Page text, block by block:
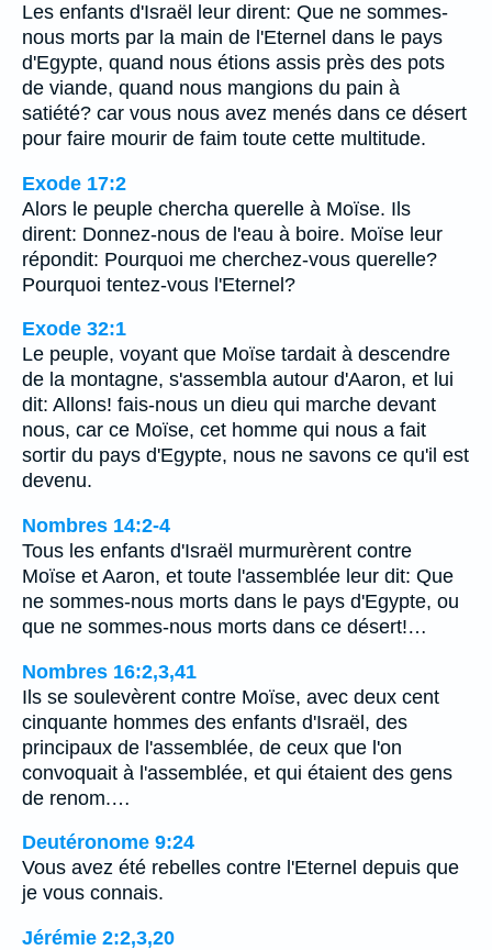
Les enfants d'Israël leur dirent: Que ne sommes-
nous morts par la main de l'Eternel dans le pays
d'Egypte, quand nous étions assis près des pots
de viande, quand nous mangions du pain à
satiété? car vous nous avez menés dans ce désert
pour faire mourir de faim toute cette multitude.
Exode 17:2
Alors le peuple chercha querelle à Moïse. Ils
dirent: Donnez-nous de l'eau à boire. Moïse leur
répondit: Pourquoi me cherchez-vous querelle?
Pourquoi tentez-vous l'Eternel?
Exode 32:1
Le peuple, voyant que Moïse tardait à descendre
de la montagne, s'assembla autour d'Aaron, et lui
dit: Allons! fais-nous un dieu qui marche devant
nous, car ce Moïse, cet homme qui nous a fait
sortir du pays d'Egypte, nous ne savons ce qu'il est
devenu.
Nombres 14:2-4
Tous les enfants d'Israël murmurèrent contre
Moïse et Aaron, et toute l'assemblée leur dit: Que
ne sommes-nous morts dans le pays d'Egypte, ou
que ne sommes-nous morts dans ce désert!…
Nombres 16:2,3,41
Ils se soulevèrent contre Moïse, avec deux cent
cinquante hommes des enfants d'Israël, des
principaux de l'assemblée, de ceux que l'on
convoquait à l'assemblée, et qui étaient des gens
de renom.…
Deutéronome 9:24
Vous avez été rebelles contre l'Eternel depuis que
je vous connais.
Jérémie 2:2,3,20